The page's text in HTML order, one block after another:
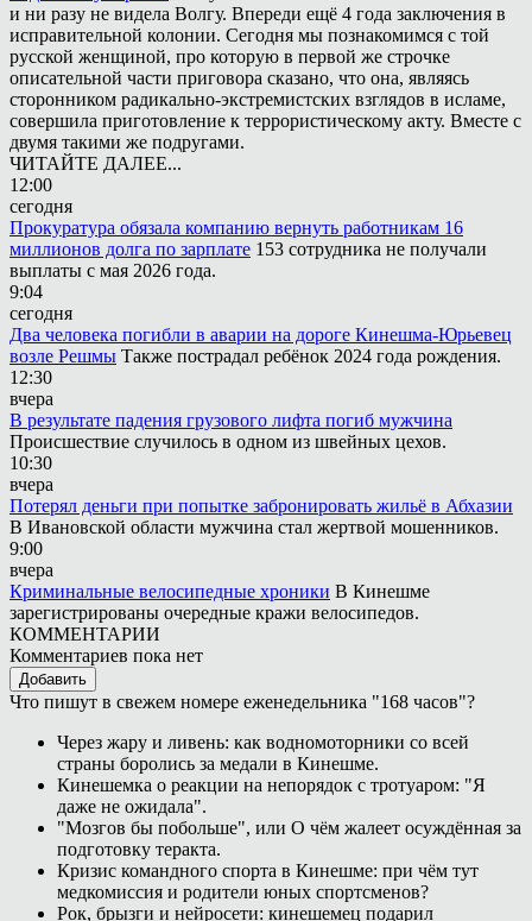
и ни разу не видела Волгу. Впереди ещё 4 года заключения в
исправительной колонии. Сегодня мы познакомимся с той
русской женщиной, про которую в первой же строчке
описательной части приговора сказано, что она, являясь
сторонником радикально-экстремистских взглядов в исламе,
совершила приготовление к террористическому акту. Вместе с
двумя такими же подругами.
ЧИТАЙТЕ ДАЛЕЕ...
12:00
сегодня
Прокуратура обязала компанию вернуть работникам 16
миллионов долга по зарплате 153 сотрудника не получали
выплаты с мая 2026 года.
9:04
сегодня
Два человека погибли в аварии на дороге Кинешма-Юрьевец
возле Решмы Также пострадал ребёнок 2024 года рождения.
12:30
вчера
В результате падения грузового лифта погиб мужчина
Происшествие случилось в одном из швейных цехов.
10:30
вчера
Потерял деньги при попытке забронировать жильё в Абхазии
В Ивановской области мужчина стал жертвой мошенников.
9:00
вчера
Криминальные велосипедные хроники В Кинешме
зарегистрированы очередные кражи велосипедов.
КОММЕНТАРИИ
Комментариев пока нет
Добавить
Что пишут в свежем номере еженедельника "168 часов"?
Через жару и ливень: как водномоторники со всей
страны боролись за медали в Кинешме.
Кинешемка о реакции на непорядок с тротуаром: "Я
даже не ожидала".
"Мозгов бы побольше", или О чём жалеет осуждённая за
подготовку теракта.
Кризис командного спорта в Кинешме: при чём тут
медкомиссия и родители юных спортсменов?
Рок, брызги и нейросети: кинешемец подарил